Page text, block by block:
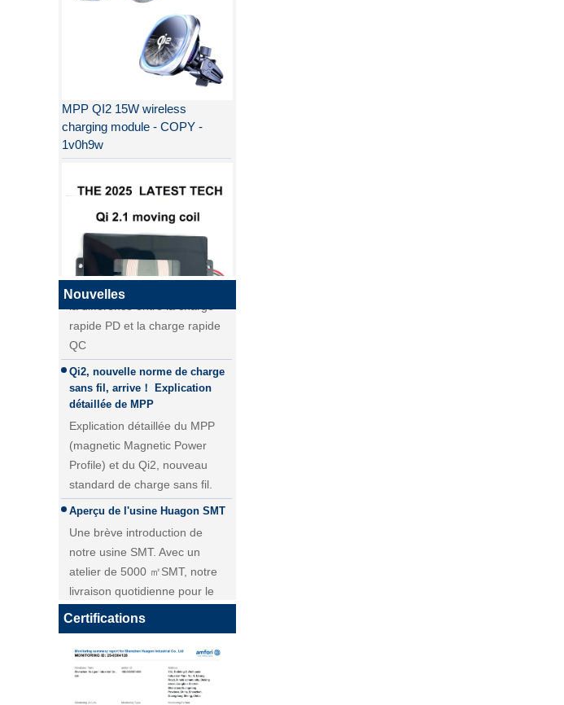
charging module - COPY -
1v0h9w
QI2
QI2 Chargeur sans fil - Copie -
JCJW30
Nouvelles
Pourquoi QI2 est meilleur que
la différence entre la charge
rapide PD et la charge rapide
QC
la différence entre la charge
rapide PD et la charge rapide
QC
Qi2, nouvelle norme de charge
sans fil, arrive！ Explication
détaillée de MPP
Explication détaillée du MPP
(magnetic Magnetic Power
Profile) et du Qi2, nouveau
standard de charge sans fil.
Aperçu de l'usine Huagon SMT
Une brève introduction de
notre usine SMT. Avec un
atelier de 5000 ㎡SMT, notre
livraison quotidienne pour le
module PCBA atteint plus de 40
000 pièces.
charge sans fil Huagon solution
de charge sans fil unique
Personnalisation du module de
Certifications